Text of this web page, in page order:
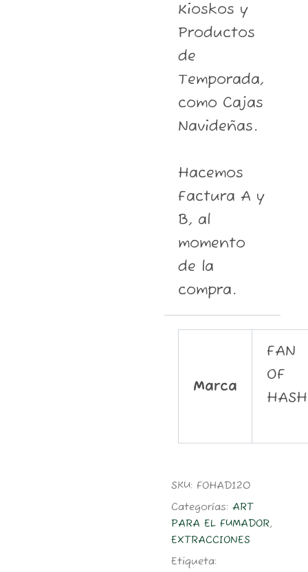
Kioskos y
Productos
de
Temporada,
como Cajas
Navideñas.
Hacemos
Factura A y
B, al
momento
de la
compra.
Marca
FAN
OF
HASH
SKU: FOHAD120
Categorías:ART
PARA EL FUMADOR,
EXTRACCIONES
Etiqueta: